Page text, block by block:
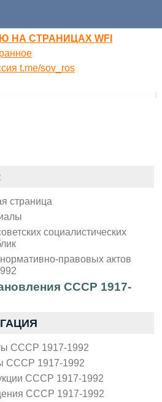
НА СТРАНИЦАХ WFI
t.me/sov_ros
страница
социалистических
правовых актов
СССР 1917-
СССР 1917-1992
СССР 1917-1992
СССР 1917-1992
СССР 1917-1992